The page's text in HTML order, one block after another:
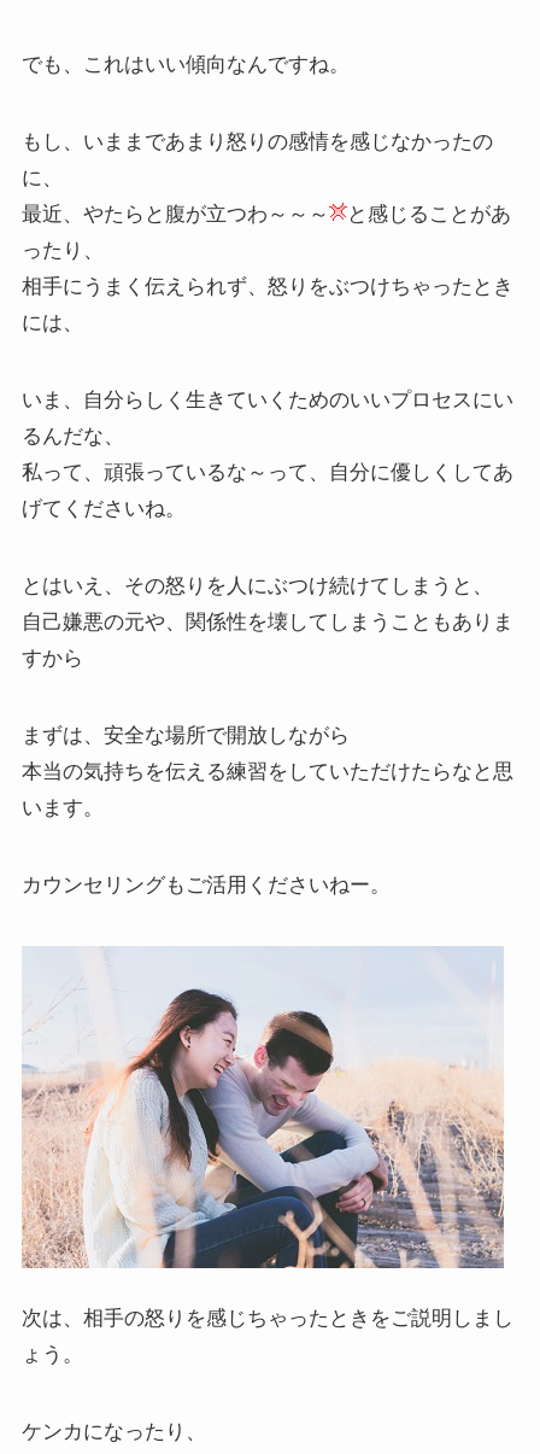
でも、これはいい傾向なんですね。
もし、いままであまり怒りの感情を感じなかったの
に、
最近、やたらと腹が立つわ～～～
と感じることがあ
ったり、
相手にうまく伝えられず、怒りをぶつけちゃったとき
には、
いま、自分らしく生きていくためのいいプロセスにい
るんだな、
私って、頑張っているな～って、自分に優しくしてあ
げてくださいね。
とはいえ、その怒りを人にぶつけ続けてしまうと、
自己嫌悪の元や、関係性を壊してしまうこともありま
すから
まずは、安全な場所で開放しながら
本当の気持ちを伝える練習をしていただけたらなと思
います。
カウンセリングもご活用くださいねー。
次は、相手の怒りを感じちゃったときをご説明しまし
ょう。
ケンカになったり、